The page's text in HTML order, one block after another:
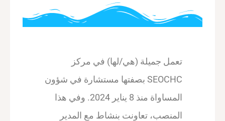
تعمل جميلة (هي/لها) في مركز
SEOCHC بصفتها مستشارة في شؤون
المساواة منذ 8 يناير 2024. وفي هذا
المنصب، تعاونت بنشاط مع المدير